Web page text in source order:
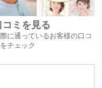
コミを見る
に通っているお客様の口コ
チェック